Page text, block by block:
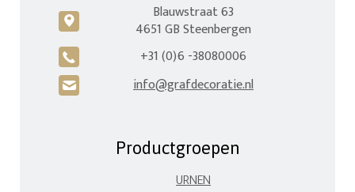
c
Blauwstraat 63
4651 GB Steenbergen
A +31 (0)6 -38080006
H info@grafdecoratie.nl
Productgroepen
URNEN